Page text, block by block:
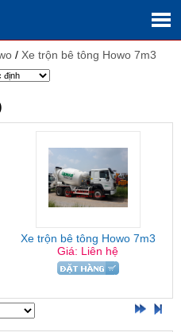
/ Xe trộn bê tông Howo 7m3
Xe trộn bê tông Howo 7m3
Giá: Liên hệ